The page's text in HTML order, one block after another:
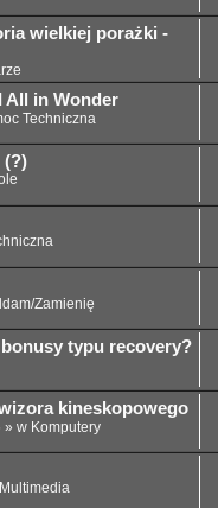
wielkiej porażki -
All in Wonder
Techniczna
(?)
Zamienię
typu recovery?
kineskopowego
» w Komputery
Multimedia